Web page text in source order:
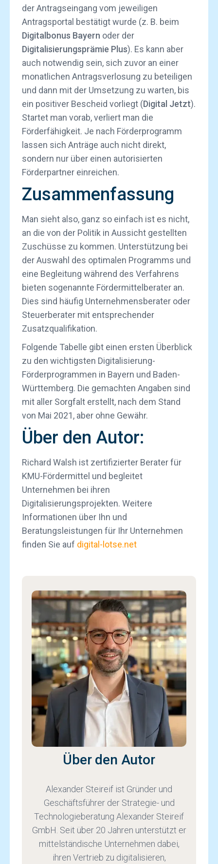
der Antragseingang vom jeweiligen
Antragsportal bestätigt wurde (z. B. beim
Digitalbonus Bayern oder der
Digitalisierungsprämie Plus). Es kann aber
auch notwendig sein, sich zuvor an einer
monatlichen Antragsverlosung zu beteiligen
und dann mit der Umsetzung zu warten, bis
ein positiver Bescheid vorliegt (Digital Jetzt).
Startet man vorab, verliert man die
Förderfähigkeit. Je nach Förderprogramm
lassen sich Anträge auch nicht direkt,
sondern nur über einen autorisierten
Förderpartner einreichen.
Zusammenfassung
Man sieht also, ganz so einfach ist es nicht,
an die von der Politik in Aussicht gestellten
Zuschüsse zu kommen. Unterstützung bei
der Auswahl des optimalen Programms und
eine Begleitung während des Verfahrens
bieten sogenannte Fördermittelberater an.
Dies sind häufig Unternehmensberater oder
Steuerberater mit entsprechender
Zusatzqualifikation.
Folgende Tabelle gibt einen ersten Überblick
zu den wichtigsten Digitalisierung-
Förderprogrammen in Bayern und Baden-
Württemberg. Die gemachten Angaben sind
mit aller Sorgfalt erstellt, nach dem Stand
von Mai 2021, aber ohne Gewähr.
Über den Autor:
Richard Walsh ist zertifizierter Berater für
KMU-Fördermittel und begleitet
Unternehmen bei ihren
Digitalisierungsprojekten. Weitere
Informationen über Ihn und
Beratungsleistungen für Ihr Unternehmen
finden Sie auf digital-lotse.net
Über den Autor
Alexander Steireif ist Gründer und
Geschäftsführer der Strategie- und
Technologieberatung Alexander Steireif
GmbH. Seit über 20 Jahren unterstützt er
mittelständische Unternehmen dabei,
ihren Vertrieb zu digitalisieren,